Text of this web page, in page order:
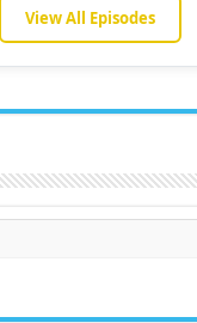
View All Episodes